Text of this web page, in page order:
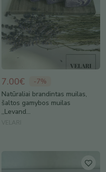
7.00€ -7%
Natūraliai brandintas muilas,
šaltos gamybos muilas
,,Levand...
VELARI